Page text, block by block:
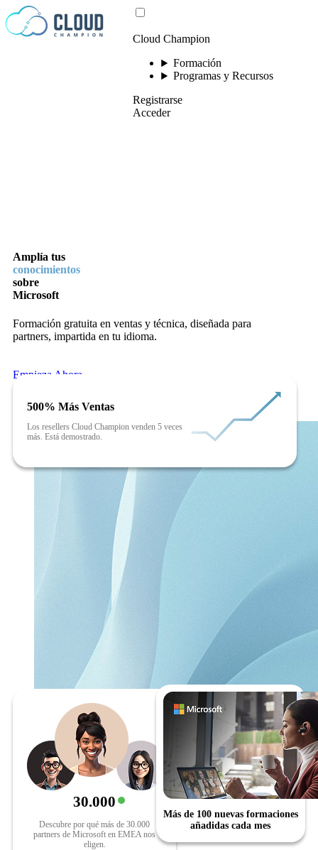
Saltar al contenido
Cloud Champion
Formación
Programas y Recursos
Registrarse
Acceder
Amplía tus
conocimientos
sobre
Microsoft
Formación gratuita en ventas y técnica, diseñada para
partners, impartida en tu idioma.
Empieza Ahora
500% Más Ventas
Los resellers Cloud Champion venden 5 veces
más. Está demostrado.
30.000
Descubre por qué más de 30.000
partners de Microsoft en EMEA nos
eligen.
Más de 100 nuevas formaciones
añadidas cada mes